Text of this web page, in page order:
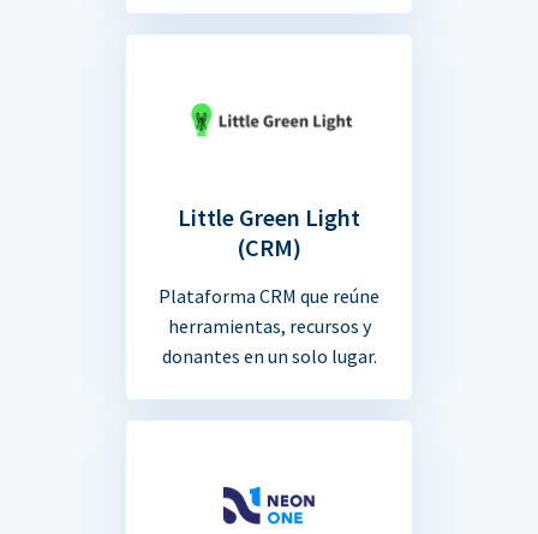
Little Green Light
(CRM)
Plataforma CRM que reúne
herramientas, recursos y
donantes en un solo lugar.